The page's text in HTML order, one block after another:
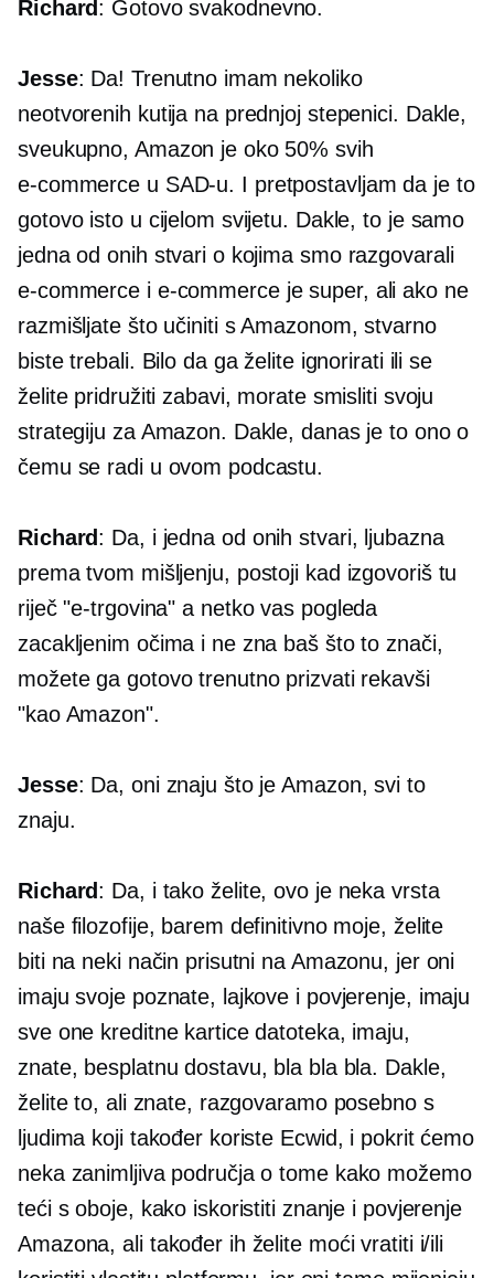
Richard: Gotovo svakodnevno.
Jesse: Da! Trenutno imam nekoliko
neotvorenih kutija na prednjoj stepenici. Dakle,
sveukupno, Amazon je oko 50% svih
e-commerce u SAD-u. I pretpostavljam da je to
gotovo isto u cijelom svijetu. Dakle, to je samo
jedna od onih stvari o kojima smo razgovarali
e-commerce i e-commerceje super, ali ako ne
razmišljate što učiniti s Amazonom, stvarno
biste trebali. Bilo da ga želite ignorirati ili se
želite pridružiti zabavi, morate smisliti svoju
strategiju za Amazon. Dakle, danas je to ono o
čemu se radi u ovom podcastu.
Richard: Da, i jedna od onih stvari, ljubazna
prema tvom mišljenju, postoji kad izgovoriš tu
riječ"e-trgovina" a netko vas pogleda
zacakljenim očima i ne zna baš što to znači,
možete ga gotovo trenutno prizvati rekavši
"kao Amazon".
Jesse: Da, oni znaju što je Amazon, svi to
znaju.
Richard: Da, i tako želite, ovo je neka vrsta
naše filozofije, barem definitivno moje, želite
biti na neki način prisutni na Amazonu, jer oni
imaju svoje poznate, lajkove i povjerenje, imaju
sve one kreditne kartice datoteka, imaju,
znate, besplatnu dostavu, bla bla bla. Dakle,
želite to, ali znate, razgovaramo posebno s
ljudima koji također koriste Ecwid, i pokrit ćemo
neka zanimljiva područja o tome kako možemo
teći s oboje, kako iskoristiti znanje i povjerenje
Amazona, ali također ih želite moći vratiti i/ili